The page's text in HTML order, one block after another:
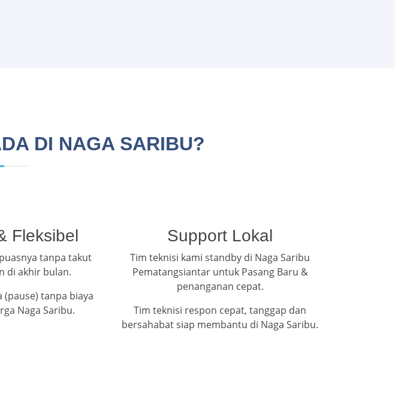
DI NAGA SARIBU?
Fleksibel
tanpa takut
di akhir bulan.
tanpa biaya
Naga Saribu.
Support Lokal
Tim teknisi kami standby di Naga Saribu
Pematangsiantar untuk Pasang Baru &
penanganan cepat.
Tim teknisi respon cepat, tanggap dan
bersahabat siap membantu di Naga Saribu.